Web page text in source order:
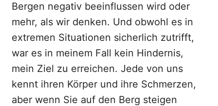
Bergen negativ beeinflussen wird oder
mehr, als wir denken. Und obwohl es in
extremen Situationen sicherlich zutrifft,
war es in meinem Fall kein Hindernis,
mein Ziel zu erreichen. Jede von uns
kennt ihren Körper und ihre Schmerzen,
aber wenn Sie auf den Berg steigen